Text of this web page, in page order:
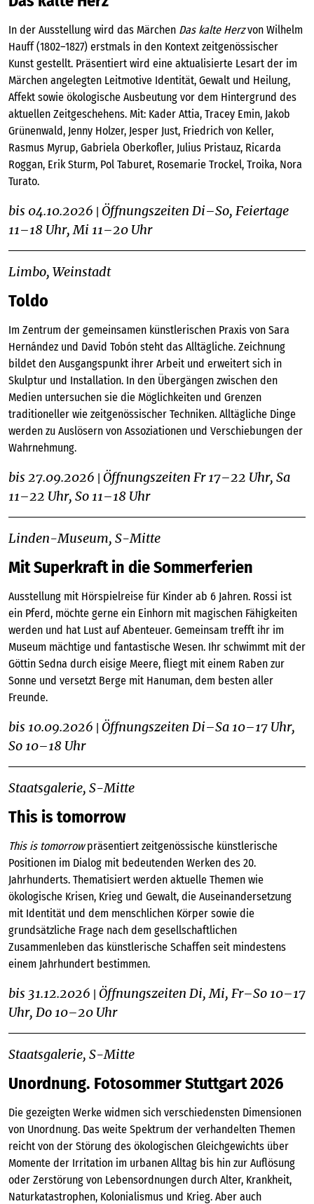
In der Ausstellung wird das Märchen Das kalte Herzvon Wilhelm
Hauff (1802–1827) erstmals in den Kontext zeitgenössischer
Kunst gestellt. Präsentiert wird eine aktualisierte Lesart der im
Märchen angelegten Leitmotive Identität, Gewalt und Heilung,
Affekt sowie ökologische Ausbeutung vor dem Hintergrund des
aktuellen Zeitgeschehens. Mit: Kader Attia, Tracey Emin, Jakob
Grünenwald, Jenny Holzer, Jesper Just, Friedrich von Keller,
Rasmus Myrup, Gabriela Oberkofler, Julius Pristauz, Ricarda
Roggan, Erik Sturm, Pol Taburet, Rosemarie Trockel, Troika, Nora
Turato.
bis 04.10.2026 Öffnungszeiten Di–So, Feiertage
11–18 Uhr, Mi 11–20 Uhr
Limbo, Weinstadt
Toldo
Im Zentrum der gemeinsamen künstlerischen Praxis von Sara
Hernández und David Tobón steht das Alltägliche. Zeichnung
bildet den Ausgangspunkt ihrer Arbeit und erweitert sich in
Skulptur und Installation. In den Übergängen zwischen den
Medien untersuchen sie die Möglichkeiten und Grenzen
traditioneller wie zeitgenössischer Techniken. Alltägliche Dinge
werden zu Auslösern von Assoziationen und Verschiebungen der
Wahrnehmung.
bis 27.09.2026 Öffnungszeiten Fr 17–22 Uhr, Sa
11–22 Uhr, So 11–18 Uhr
Linden-Museum, S-Mitte
Mit Superkraft in die Sommerferien
Ausstellung mit Hörspielreise für Kinder ab 6 Jahren. Rossi ist
ein Pferd, möchte gerne ein Einhorn mit magischen Fähigkeiten
werden und hat Lust auf Abenteuer. Gemeinsam trefft ihr im
Museum mächtige und fantastische Wesen. Ihr schwimmt mit der
Göttin Sedna durch eisige Meere, fliegt mit einem Raben zur
Sonne und versetzt Berge mit Hanuman, dem besten aller
Freunde.
bis 10.09.2026 Öffnungszeiten Di–Sa 10–17 Uhr,
So 10–18 Uhr
Staatsgalerie, S-Mitte
This is tomorrow
This is tomorrowpräsentiert zeitgenössische künstlerische
Positionen im Dialog mit bedeutenden Werken des 20.
Jahrhunderts. Thematisiert werden aktuelle Themen wie
ökologische Krisen, Krieg und Gewalt, die Auseinandersetzung
mit Identität und dem menschlichen Körper sowie die
grundsätzliche Frage nach dem gesellschaftlichen
Zusammenleben das künstlerische Schaffen seit mindestens
einem Jahrhundert bestimmen.
bis 31.12.2026 Öffnungszeiten Di, Mi, Fr–So 10–17
Uhr, Do 10–20 Uhr
Staatsgalerie, S-Mitte
Unordnung. Fotosommer Stuttgart 2026
Die gezeigten Werke widmen sich verschiedensten Dimensionen
von Unordnung. Das weite Spektrum der verhandelten Themen
reicht von der Störung des ökologischen Gleichgewichts über
Momente der Irritation im urbanen Alltag bis hin zur Auflösung
oder Zerstörung von Lebensordnungen durch Alter, Krankheit,
Naturkatastrophen, Kolonialismus und Krieg. Aber auch